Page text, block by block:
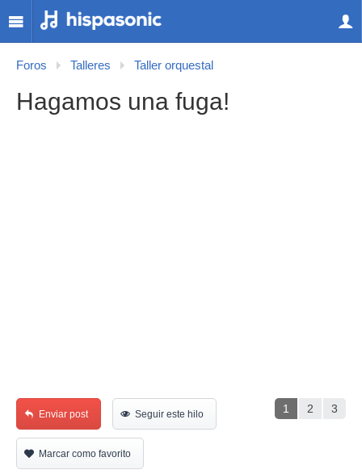
Foros Talleres Taller orquestal
Hagamos una fuga!
1 2 3
Enviar post Seguir este hilo
Marcar como favorito